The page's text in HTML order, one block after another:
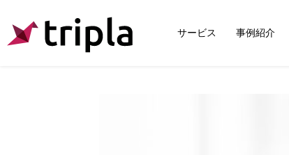
サービス 事例紹介